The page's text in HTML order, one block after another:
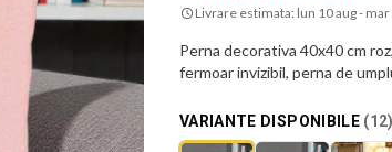
Livrare estimata: lun 10 aug -
Perna decorativa 40x40 cm
fermoar invizibil, perna de
VARIANTE DISPONIBILE (12)